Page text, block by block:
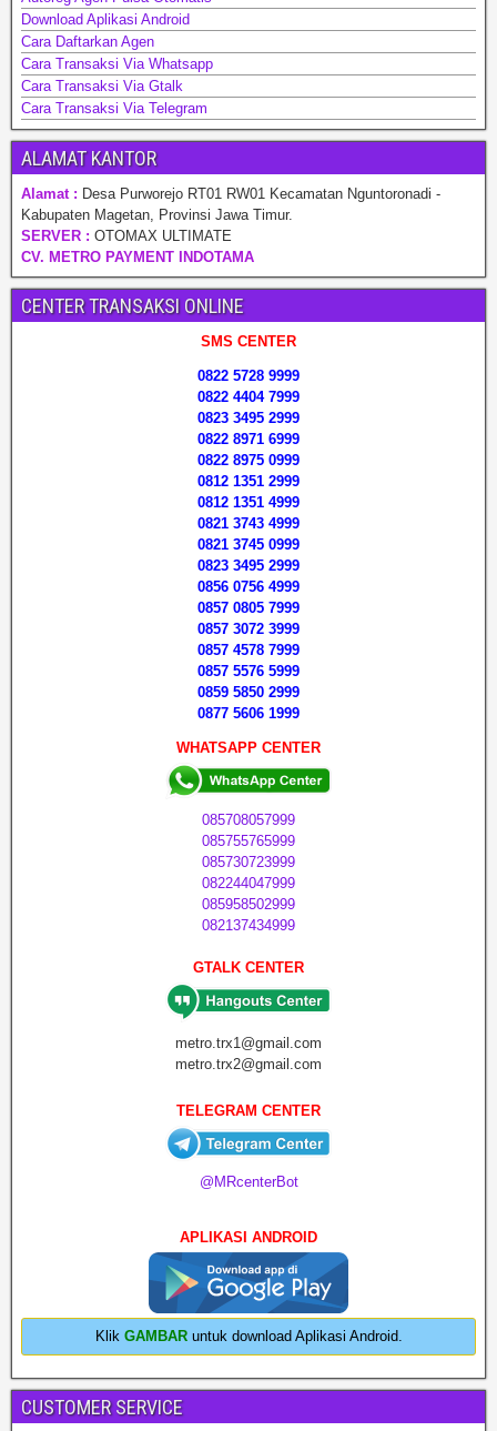
Download Aplikasi Android
Cara Daftarkan Agen
Cara Transaksi Via Whatsapp
Cara Transaksi Via Gtalk
Cara Transaksi Via Telegram
ALAMAT KANTOR
Alamat : Desa Purworejo RT01 RW01 Kecamatan Nguntoronadi -
Kabupaten Magetan, Provinsi Jawa Timur.
SERVER : OTOMAX ULTIMATE
CV. METRO PAYMENT INDOTAMA
CENTER TRANSAKSI ONLINE
SMS CENTER
0822 5728 9999
0822 4404 7999
0823 3495 2999
0822 8971 6999
0822 8975 0999
0812 1351 2999
0812 1351 4999
0821 3743 4999
0821 3745 0999
0823 3495 2999
0856 0756 4999
0857 0805 7999
0857 3072 3999
0857 4578 7999
0857 5576 5999
0859 5850 2999
0877 5606 1999
WHATSAPP CENTER
085708057999
085755765999
085730723999
082244047999
085958502999
082137434999
GTALK CENTER
metro.trx1@gmail.com
metro.trx2@gmail.com
TELEGRAM CENTER
@MRcenterBot
APLIKASI ANDROID
Klik GAMBAR untuk download Aplikasi Android.
CUSTOMER SERVICE